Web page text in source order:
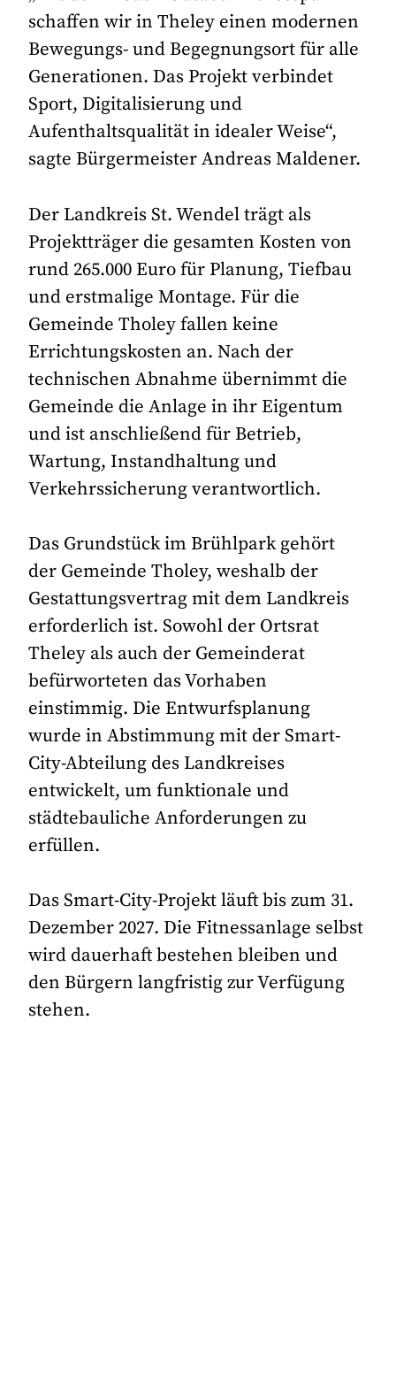
schaffen wir in Theley einen modernen
Bewegungs- und Begegnungsort für alle
Generationen. Das Projekt verbindet
Sport, Digitalisierung und
Aufenthaltsqualität in idealer Weise“,
sagte Bürgermeister Andreas Maldener.
Der Landkreis St. Wendel trägt als
Projektträger die gesamten Kosten von
rund 265.000 Euro für Planung, Tiefbau
und erstmalige Montage. Für die
Gemeinde Tholey fallen keine
Errichtungskosten an. Nach der
technischen Abnahme übernimmt die
Gemeinde die Anlage in ihr Eigentum
und ist anschließend für Betrieb,
Wartung, Instandhaltung und
Verkehrssicherung verantwortlich.
Das Grundstück im Brühlpark gehört
der Gemeinde Tholey, weshalb der
Gestattungsvertrag mit dem Landkreis
erforderlich ist. Sowohl der Ortsrat
Theley als auch der Gemeinderat
befürworteten das Vorhaben
einstimmig. Die Entwurfsplanung
wurde in Abstimmung mit der Smart-
City-Abteilung des Landkreises
entwickelt, um funktionale und
städtebauliche Anforderungen zu
erfüllen.
Das Smart-City-Projekt läuft bis zum 31.
Dezember 2027. Die Fitnessanlage selbst
wird dauerhaft bestehen bleiben und
den Bürgern langfristig zur Verfügung
stehen.